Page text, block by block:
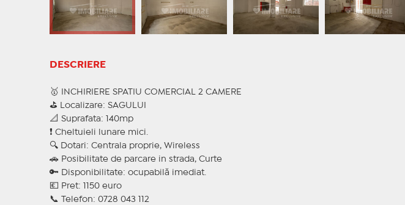
DESCRIERE
🥇 INCHIRIERE SPATIU COMERCIAL 2 CAMERE
⛳ Localizare: SAGULUI
📐 Suprafata: 140mp
❗ Cheltuieli lunare mici.
🔍 Dotari: Centrala proprie, Wireless
🚗 Posibilitate de parcare in strada, Curte
🔑 Disponibilitate: ocupabilă imediat.
💶 Pret: 1150 euro
📞 Telefon: 0728 043 112